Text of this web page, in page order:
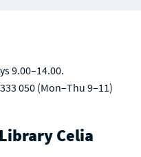
9.00–14.00.
050 (Mon–Thu 9–11)
Celia